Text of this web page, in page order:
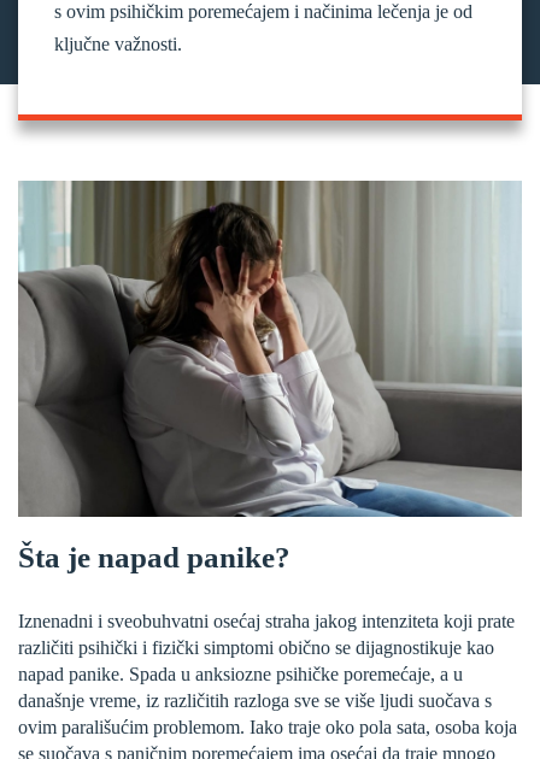
s ovim psihičkim poremećajem i načinima lečenja je od
ključne važnosti.
Šta je napad panike?
Iznenadni i sveobuhvatni osećaj straha jakog intenziteta koji prate
različiti psihički i fizički simptomi obično se dijagnostikuje kao
napad panike. Spada u anksiozne psihičke poremećaje, a u
današnje vreme, iz različitih razloga sve se više ljudi suočava s
ovim parališućim problemom. Iako traje oko pola sata, osoba koja
se suočava s paničnim poremećajem ima osećaj da traje mnogo